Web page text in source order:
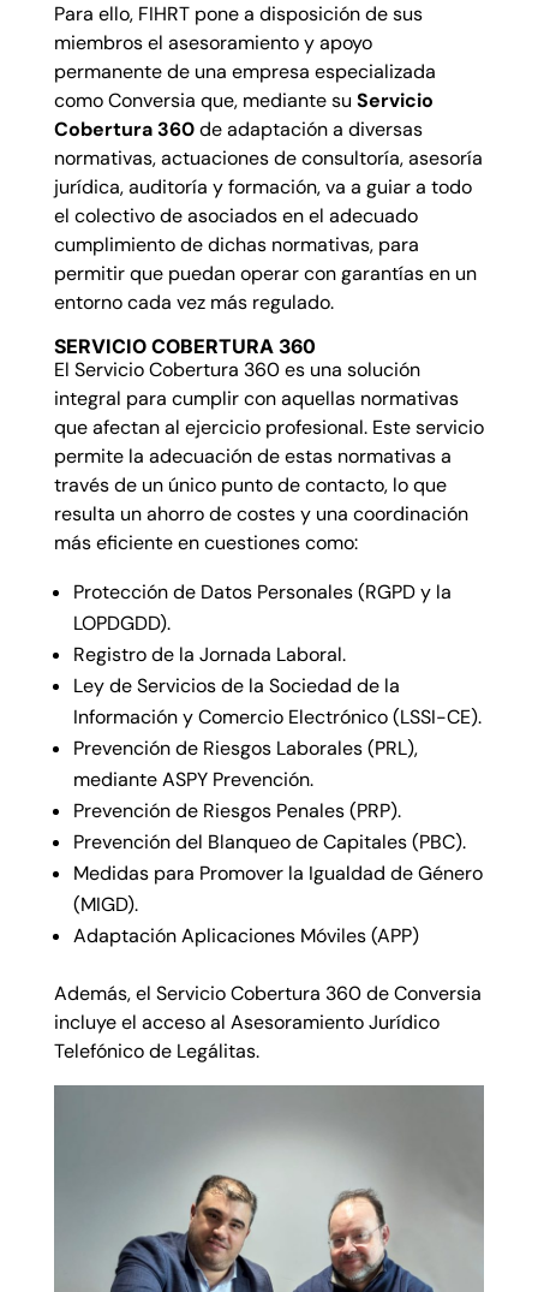
Para ello, FIHRT pone a disposición de sus
miembros el asesoramiento y apoyo
permanente de una empresa especializada
como Conversia que, mediante su Servicio
Cobertura 360de adaptación a diversas
normativas, actuaciones de consultoría, asesoría
jurídica, auditoría y formación, va a guiar a todo
el colectivo de asociados en el adecuado
cumplimiento de dichas normativas, para
permitir que puedan operar con garantías en un
entorno cada vez más regulado.
SERVICIO COBERTURA 360
El Servicio Cobertura 360 es una solución
integral para cumplir con aquellas normativas
que afectan al ejercicio profesional. Este servicio
permite la adecuación de estas normativas a
través de un único punto de contacto, lo que
resulta un ahorro de costes y una coordinación
más eficiente en cuestiones como:
Protección de Datos Personales (RGPD y la
LOPDGDD).
Registro de la Jornada Laboral.
Ley de Servicios de la Sociedad de la
Información y Comercio Electrónico (LSSI-CE).
Prevención de Riesgos Laborales (PRL),
mediante ASPY Prevención.
Prevención de Riesgos Penales (PRP).
Prevención del Blanqueo de Capitales (PBC).
Medidas para Promover la Igualdad de Género
(MIGD).
Adaptación Aplicaciones Móviles (APP)
Además, el Servicio Cobertura 360 de Conversia
incluye el acceso al Asesoramiento Jurídico
Telefónico de Legálitas.